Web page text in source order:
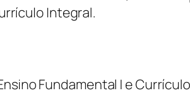
Integral.
Fundamental I e